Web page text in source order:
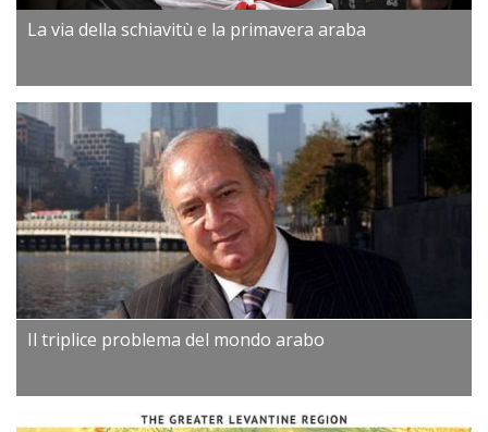
La via della schiavitù e la primavera araba
Il triplice problema del mondo arabo